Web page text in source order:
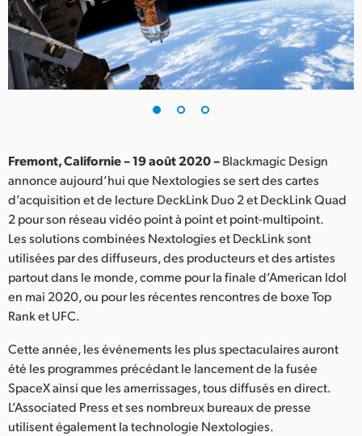
France
Germany
Italy
Japan
Korea
Mexico
Malaysia
New Zealand
Norway
Fremont, Californie – 19 août 2020 –Blackmagic Design
annonce aujourd’hui que Nextologies se sert des cartes
d’acquisition et de lecture DeckLink Duo 2 et DeckLink Quad
2 pour son réseau vidéo point à point et point-multipoint.
Les solutions combinées Nextologies et DeckLink sont
utilisées par des diffuseurs, des producteurs et des artistes
partout dans le monde, comme pour la finale d’American Idol
en mai 2020, ou pour les récentes rencontres de boxe Top
Rank et UFC.
Cette année, les événements les plus spectaculaires auront
été les programmes précédant le lancement de la fusée
SpaceX ainsi que les amerrissages, tous diffusés en direct.
L’Associated Press et ses nombreux bureaux de presse
utilisent également la technologie Nextologies.